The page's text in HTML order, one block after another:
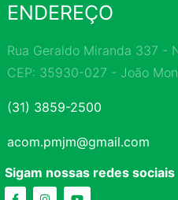
ENDEREÇO
Rua Geraldo Miranda 337 -
CEP: 35930-027 - João
(31) 3859-2500
acom.pmjm@gmail.com
Sigam nossas redes sociais